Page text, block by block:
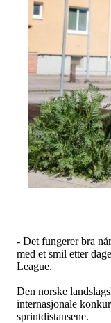
- Det fungerer bra
med et smil etter
League.
Den norske
internasjonale
sprintdistansene.